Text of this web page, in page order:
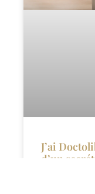
J’ai
d’un